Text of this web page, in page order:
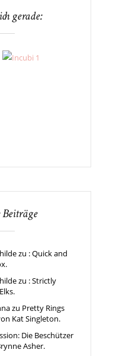
gerade:
Beiträge
zu : Quick and
zu : Strictly
zu Pretty Rings
Kat Singleton.
Die Beschützer
Asher.